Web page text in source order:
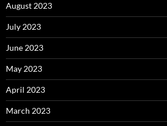
August 2023
July 2023
June 2023
May 2023
April 2023
March 2023